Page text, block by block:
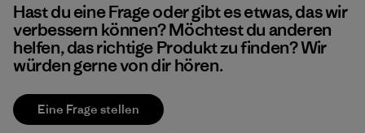
Hast du eine Frage oder gibt es etwas, das wir
verbessern können? Möchtest du anderen
helfen, das richtige Produkt zu finden? Wir
würden gerne von dir hören.
Eine Frage stellen